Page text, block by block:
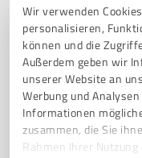
Wir verwenden
personalisieren,
können und die
Außerdem geben wir
unserer Website an
Werbung und
Informationen
zusammen, die Sie
Rahmen Ihrer
BODENBEARBEITUNG
Landstraße 3-4,
info@tuerpisch.de
19